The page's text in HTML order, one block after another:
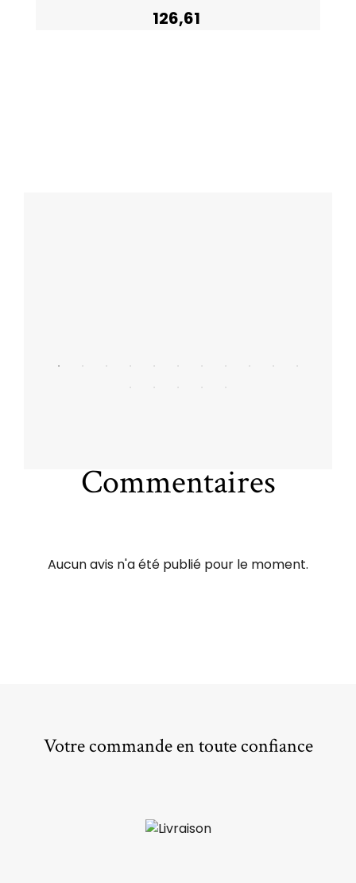
126,61
Commentaires
Aucun avis n'a été publié pour le moment.
Votre commande en toute confiance